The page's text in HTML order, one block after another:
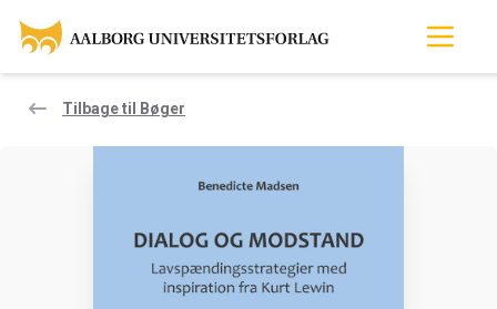
Tilbage til Bøger